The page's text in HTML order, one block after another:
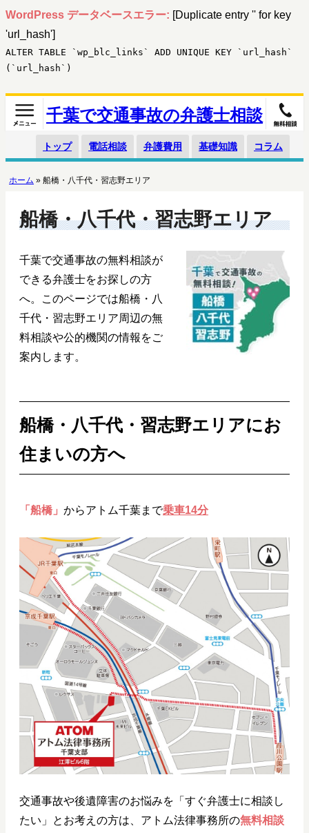
WordPress データベースエラー: [Duplicate entry '' for key
'url_hash']
ALTER TABLE `wp_blc_links` ADD UNIQUE KEY `url_hash`
(`url_hash`)
千葉で交通事故の弁護士相談
トップ 電話相談 弁護費用 基礎知識 コラム
ホーム » 船橋・八千代・習志野エリア
船橋・八千代・習志野エリア
千葉で交通事故の無料相談が
できる弁護士をお探しの方
へ。このページでは船橋・八
千代・習志野エリア周辺の無
料相談や公的機関の情報をご
案内します。
船橋・八千代・習志野エリアにお
住まいの方へ
「船橋」 からアトム千葉まで乗車14分
交通事故や後遺障害のお悩みを「すぐ弁護士に相談し
たい」とお考えの方は、アトム法律事務所の無料相談